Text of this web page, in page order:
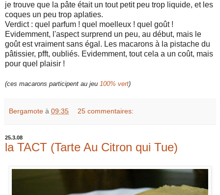
je trouve que la pâte était un tout petit peu trop liquide, et les
coques un peu trop aplaties.
Verdict : quel parfum ! quel moelleux ! quel goût !
Evidemment, l'aspect surprend un peu, au début, mais le
goût est vraiment sans égal. Les macarons à la pistache du
pâtissier, pfft, oubliés. Evidemment, tout cela a un coût, mais
pour quel plaisir !
(ces macarons participent au jeu 100% vert)
Bergamote à 09:35 25 commentaires:
25.3.08
la TACT (Tarte Au Citron qui Tue)